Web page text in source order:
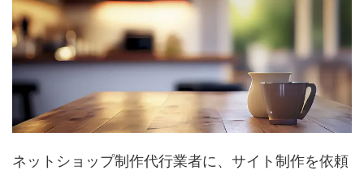
ネットショップ制作代行業者に、サイト制作を依頼